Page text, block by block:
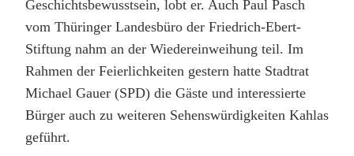
Geschichtsbewusstsein, lobt er. Auch Paul Pasch
vom Thüringer Landesbüro der Friedrich-Ebert-
Stiftung nahm an der Wiedereinweihung teil. Im
Rahmen der Feierlichkeiten gestern hatte Stadtrat
Michael Gauer (SPD) die Gäste und interessierte
Bürger auch zu weiteren Sehenswürdigkeiten Kahlas
geführt.